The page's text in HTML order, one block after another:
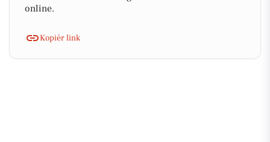
online.
Kopiér link